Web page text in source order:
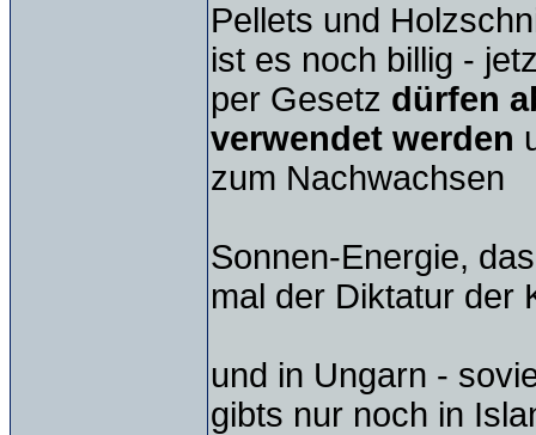
Pellets und
ist es noch billig -
per Gesetz dürfen
verwendet werden
zum Nachwachsen
Sonnen-Energie,
mal der Diktatur der
und in Ungarn -
gibts nur noch in